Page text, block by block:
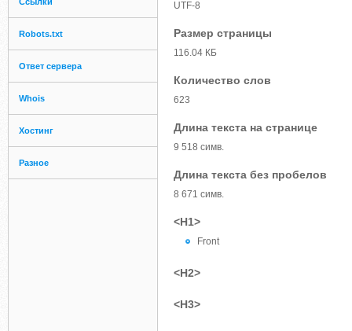
Robots.txt
Ответ сервера
Whois
Хостинг
Разное
UTF-8
Размер страницы
116.04 КБ
Количество слов
623
Длина текста на странице
9 518 симв.
Длина текста без пробелов
8 671 симв.
<H1>
Front
<H2>
<H3>